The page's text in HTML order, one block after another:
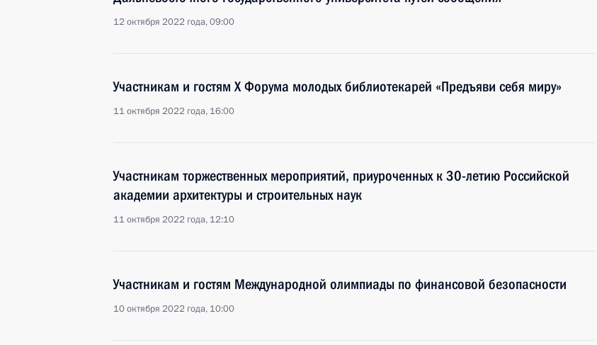
12 октября 2022 года, 09:00
Участникам и гостям X Форума молодых библиотекарей «Предъяви себя миру»
11 октября 2022 года, 16:00
Участникам торжественных мероприятий, приуроченных к 30-летию Российской
академии архитектуры и строительных наук
11 октября 2022 года, 12:10
Участникам и гостям Международной олимпиады по финансовой безопасности
10 октября 2022 года, 10:00